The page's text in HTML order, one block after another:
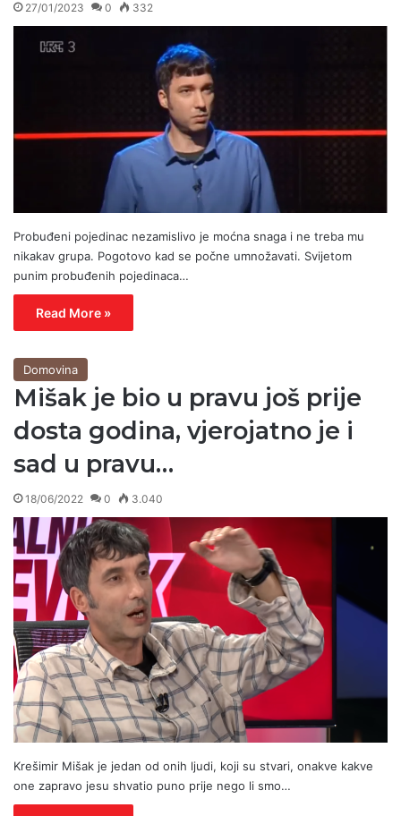
27/01/2023 0 332
Probuđeni pojedinac nezamislivo je moćna snaga i ne treba mu
nikakav grupa. Pogotovo kad se počne umnožavati. Svijetom
punim probuđenih pojedinaca…
Read More »
Domovina
Mišak je bio u pravu još prije
dosta godina, vjerojatno je i
sad u pravu…
18/06/2022 0 3.040
Krešimir Mišak je jedan od onih ljudi, koji su stvari, onakve kakve
one zapravo jesu shvatio puno prije nego li smo…